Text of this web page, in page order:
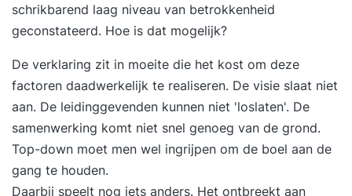
ingevuld, wordt een werksessie georganiseerd
waarin een van onze Semco Style Experts de
bespreekt. Alle deelnemers krijgen
een individueel rapport van hun persoonlijke kijk
op het team en praktische tips over wat ze
kunnen verbeteren. Er wordt ook
een teamrapport gecreëerd waarin alle punten
staan samengevat, vervolgens beginnen de
schrikbarend laag niveau van betrokkenheid
geconstateerd. Hoe is dat mogelijk?
De verklaring zit in moeite die het kost om deze
factoren daadwerkelijk te realiseren. De visie slaat niet
aan. De leidinggevenden kunnen niet 'loslaten'. De
samenwerking komt niet snel genoeg van de grond.
Top-down moet men wel ingrijpen om de boel aan de
gang te houden.
Daarbij speelt nog iets anders. Het ontbreekt aan